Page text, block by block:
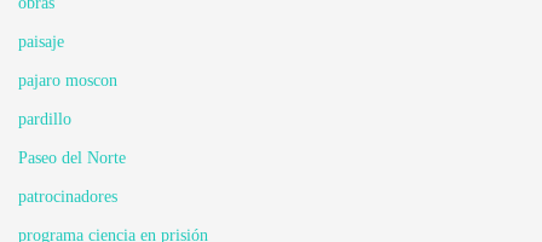
paisaje
pajaro moscon
pardillo
Paseo del Norte
patrocinadores
programa ciencia en prisión